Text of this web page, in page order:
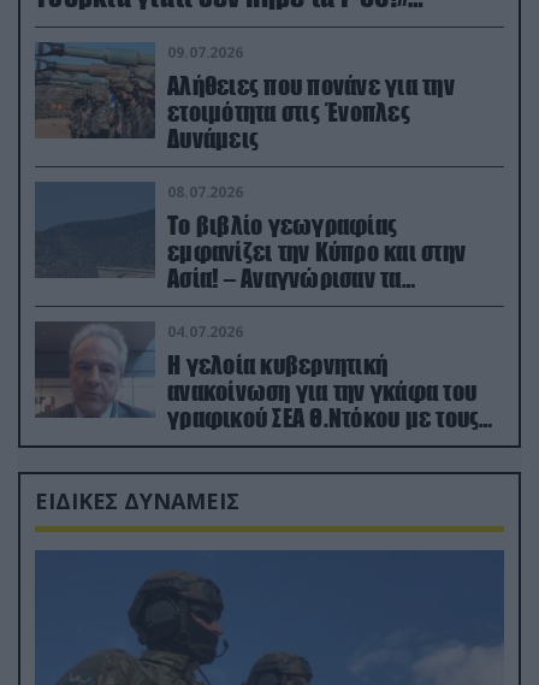
(βίντεο)
09.07.2026
Αλήθειες που πονάνε για την
ετοιμότητα στις Ένοπλες
Δυνάμεις
08.07.2026
Το βιβλίο γεωγραφίας
εμφανίζει την Κύπρο και στην
Ασία! – Αναγνώρισαν τα
κατεχόμενα; (φωτο)
04.07.2026
Η γελοία κυβερνητική
ανακοίνωση για την γκάφα του
γραφικού ΣΕΑ Θ.Ντόκου με τους
Ρώσους φαρσέρ
ΕΙΔΙΚΕΣ ΔΥΝΑΜΕΙΣ